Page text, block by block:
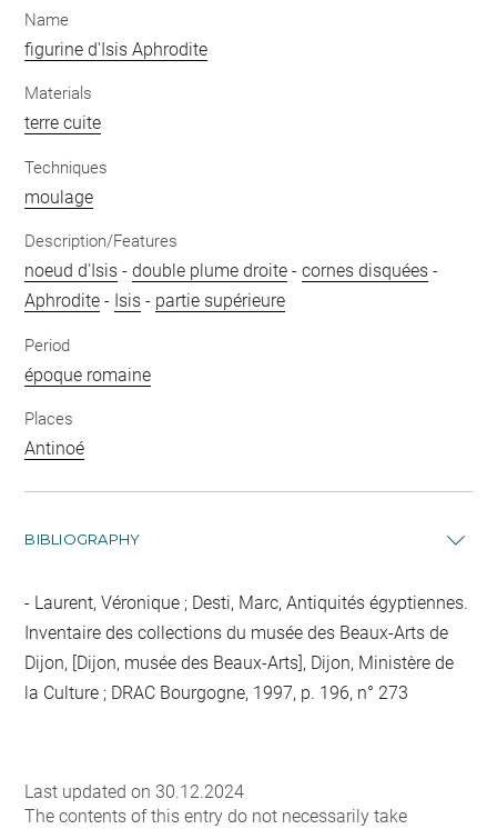
Name
figurine d'Isis Aphrodite
Materials
terre cuite
Techniques
moulage
Description/Features
noeud d'Isis -double plume droite -cornes disquées -
Aphrodite - Isis - partie supérieure
Period
époque romaine
Places
Antinoé
BIBLIOGRAPHY
Laurent, Véronique ; Desti, Marc, Antiquités égyptiennes.
Inventaire des collections du musée des Beaux-Arts de
Dijon, [Dijon, musée des Beaux-Arts], Dijon, Ministère de
la Culture ; DRAC Bourgogne, 1997, p. 196, n° 273
Last updated on 30.12.2024
The contents of this entry do not necessarily take